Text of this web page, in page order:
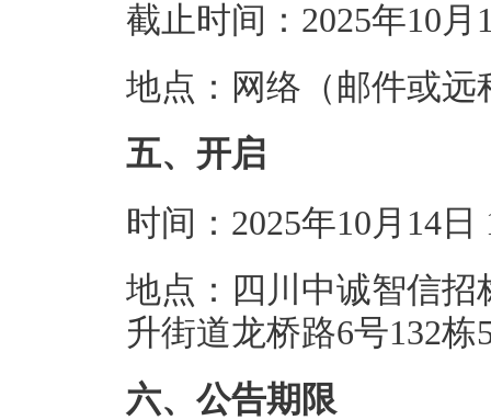
截止时间：2025年10
地点：网络（邮件或远
五、开启
时间：2025年10月14
地点：四川中诚智信
升街道龙桥路6号132栋
六、公告期限